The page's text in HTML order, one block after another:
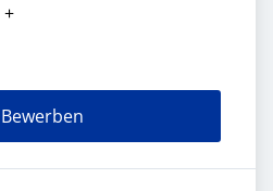
+
Bewerben